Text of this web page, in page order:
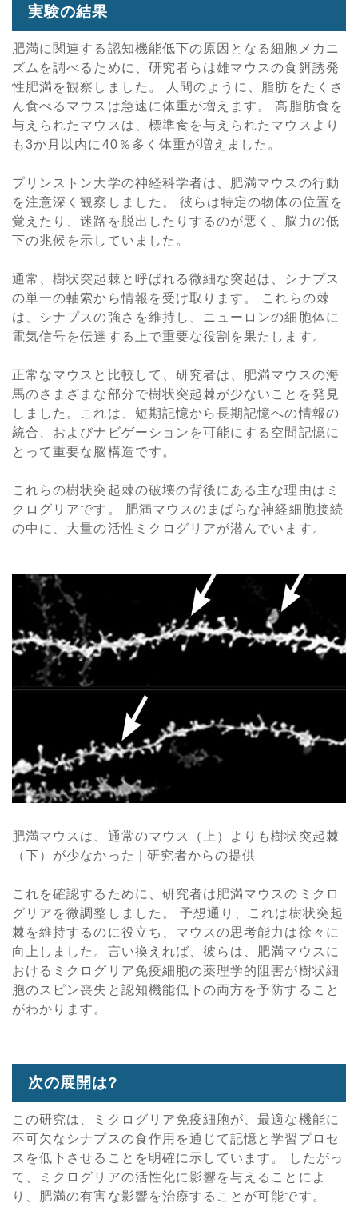
実験の結果
肥満に関連する認知機能低下の原因となる細胞メカニ
ズムを調べるために、研究者らは雄マウスの食餌誘発
性肥満を観察しました。 人間のように、脂肪をたくさ
ん食べるマウスは急速に体重が増えます。 高脂肪食を
与えられたマウスは、標準食を与えられたマウスより
も3か月以内に40％多く体重が増えました。
プリンストン大学の神経科学者は、肥満マウスの行動
を注意深く観察しました。 彼らは特定の物体の位置を
覚えたり、迷路を脱出したりするのが悪く、脳力の低
下の兆候を示していました。
通常、樹状突起棘と呼ばれる微細な突起は、シナプス
の単一の軸索から情報を受け取ります。 これらの棘
は、シナプスの強さを維持し、ニューロンの細胞体に
電気信号を伝達する上で重要な役割を果たします。
正常なマウスと比較して、研究者は、肥満マウスの海
馬のさまざまな部分で樹状突起棘が少ないことを発見
しました。これは、短期記憶から長期記憶への情報の
統合、およびナビゲーションを可能にする空間記憶に
とって重要な脳構造です。
これらの樹状突起棘の破壊の背後にある主な理由はミ
クログリアです。 肥満マウスのまばらな神経細胞接続
の中に、大量の活性ミクログリアが潜んでいます。
肥満マウスは、通常のマウス（上）よりも樹状突起棘
（下）が少なかった | 研究者からの提供
これを確認するために、研究者は肥満マウスのミクロ
グリアを微調整しました。 予想通り、これは樹状突起
棘を維持するのに役立ち、マウスの思考能力は徐々に
向上しました。言い換えれば、彼らは、肥満マウスに
おけるミクログリア免疫細胞の薬理学的阻害が樹状細
胞のスピン喪失と認知機能低下の両方を予防すること
がわかります。
次の展開は?
この研究は、ミクログリア免疫細胞が、最適な機能に
不可欠なシナプスの食作用を通じて記憶と学習プロセ
スを低下させることを明確に示しています。 したがっ
て、ミクログリアの活性化に影響を与えることによ
り、肥満の有害な影響を治療することが可能です。